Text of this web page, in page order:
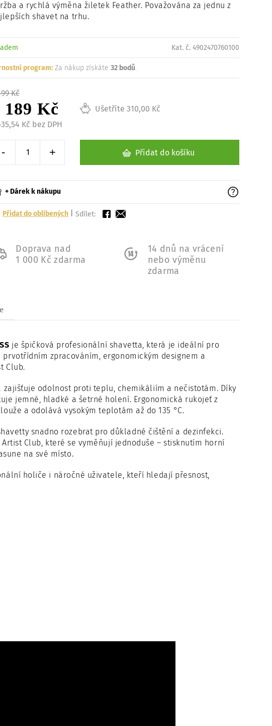
Načítám
a rychlá výměna žiletek Feather. Považována za jednu z
shavet na trhu.
Kat. č. 4902470760100
program: Za nákup získáte32 bodů.
Kč
189 Kč
Kč bez DPH
Ušetříte 310,00 Kč
Snížit o 1 kus
-
Zvýšit o 1 kus
+ Přidat do košíku
+ Dárek k nákupu
Přidat do oblíbených |Sdílet:
Doprava nad
1 000 Kč zdarma
14 dnů na vrácení
nebo výměnu
zdarma
je špičková profesionální shavetta, která je ideální pro
zpracováním, ergonomickým designem a
Club.
odolnost proti teplu, chemikáliím a nečistotám. Díky
jemné, hladké a šetrné holení. Ergonomická rukojeť z
a odolává vysokým teplotám až do 135 °C.
snadno rozebrat pro důkladné čištění a dezinfekci.
Club, které se vyměňují jednoduše – stisknutím horní
na své místo.
holiče i náročné uživatele, kteří hledají přesnost,